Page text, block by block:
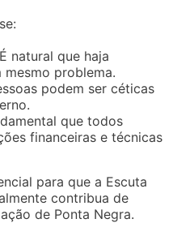
É natural que haja
problema.
podem ser céticas
que todos
financeiras e técnicas
para que a Escuta
contribua de
de Ponta Negra.